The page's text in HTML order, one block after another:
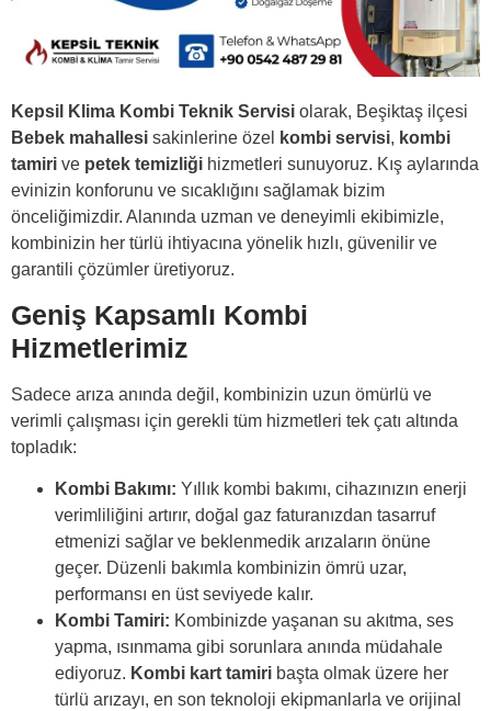
Kepsil Klima Kombi Teknik Servisi olarak, Beşiktaş ilçesi
Bebek mahallesi sakinlerine özel kombi servisi, kombi
tamiri ve petek temizliği hizmetleri sunuyoruz. Kış aylarında
evinizin konforunu ve sıcaklığını sağlamak bizim
önceliğimizdir. Alanında uzman ve deneyimli ekibimizle,
kombinizin her türlü ihtiyacına yönelik hızlı, güvenilir ve
garantili çözümler üretiyoruz.
Geniş Kapsamlı Kombi
Hizmetlerimiz
Sadece arıza anında değil, kombinizin uzun ömürlü ve
verimli çalışması için gerekli tüm hizmetleri tek çatı altında
topladık:
Kombi Bakımı: Yıllık kombi bakımı, cihazınızın enerji
verimliliğini artırır, doğal gaz faturanızdan tasarruf
etmenizi sağlar ve beklenmedik arızaların önüne
geçer. Düzenli bakımla kombinizin ömrü uzar,
performansı en üst seviyede kalır.
Kombi Tamiri: Kombinizde yaşanan su akıtma, ses
yapma, ısınmama gibi sorunlara anında müdahale
ediyoruz. Kombi kart tamiri başta olmak üzere her
türlü arızayı, en son teknoloji ekipmanlarla ve orijinal